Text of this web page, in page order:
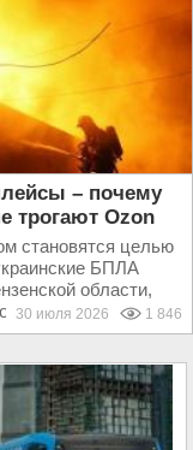
– почему
трогают Оzon
становятся целью
БПЛА
области,
30 июля 2026 1 846